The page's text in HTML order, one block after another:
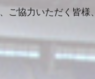
ご協力いただく皆様